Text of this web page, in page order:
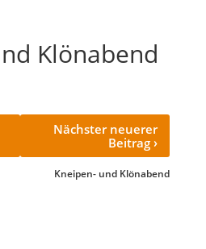
Klönabend
Nächster neuerer
Beitrag›
Kneipen- und Klönabend